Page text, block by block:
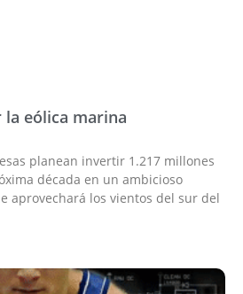
la eólica marina
planean invertir 1.217 millones
década en un ambicioso
aprovechará los vientos del sur del